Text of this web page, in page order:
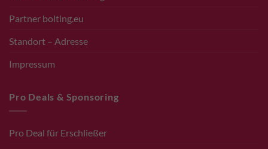
Partner bolting.eu
Standort – Adresse
Impressum
Pro Deals & Sponsoring
Pro Deal für Erschließer